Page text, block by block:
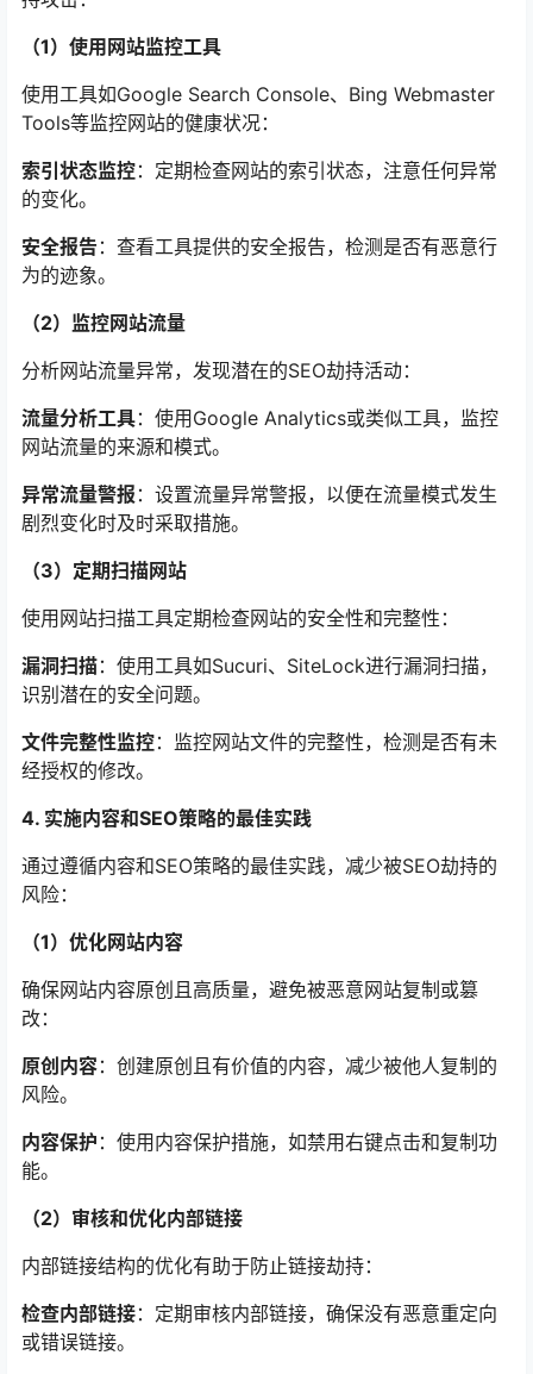
（1）使用网站监控工具
使用工具如Google Search Console、Bing Webmaster
Tools等监控网站的健康状况：
索引状态监控：定期检查网站的索引状态，注意任何异常
的变化。
安全报告 ：查看工具提供的安全报告，检测是否有恶意行
为的迹象。
（2）监控网站流量
分析网站流量异常，发现潜在的SEO劫持活动：
流量分析工具：使用Google Analytics或类似工具，监控
网站流量的来源和模式。
异常流量警报 ：设置流量异常警报，以便在流量模式发生
剧烈变化时及时采取措施。
（3）定期扫描网站
使用网站扫描工具定期检查网站的安全性和完整性：
漏洞扫描：使用工具如Sucuri、SiteLock进行漏洞扫描，
识别潜在的安全问题。
文件完整性监控：监控网站文件的完整性，检测是否有未
经授权的修改。
4. 实施内容和SEO策略的最佳实践
通过遵循内容和SEO策略的最佳实践，减少被SEO劫持的
风险：
（1）优化网站内容
确保网站内容原创且高质量，避免被恶意网站复制或篡
改：
原创内容：创建原创且有价值的内容，减少被他人复制的
风险。
内容保护 ：使用内容保护措施，如禁用右键点击和复制功
能。
（2）审核和优化内部链接
内部链接结构的优化有助于防止链接劫持：
检查内部链接：定期审核内部链接，确保没有恶意重定向
或错误链接。